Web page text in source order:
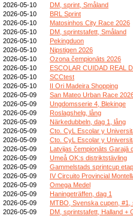
2026-05-10
DM, sprint, Småland
2026-05-10
BRL Sprint
2026-05-10
Matosinhos City Race 2026
2026-05-10
DM, sprintstafett, Småland
2026-05-10
Pekingduon
2026-05-10
Nipstigen 2026
2026-05-10
Ozona čempionāts 2026
2026-05-10
ESCOLAR CUIDAD REAL
2026-05-10
SCCtest
2026-05-10
II Ori Madeira Shopping
2026-05-09
San Mateo Urban Race
2026-05-09
Ungdomsserie 4, Blekinge
2026-05-09
Roslagshelg, lång
2026-05-09
Närkedubbeln, dag 1, lång
2026-05-09
Cto. CyL Escolar y
2026-05-09
Cto. CyL Escolar y
2026-05-09
Latvijas čempionāts Garajā
2026-05-09
Umeå OK:s distriktstävling
2026-05-09
Gammelstads sprintcup
2026-05-09
IV Circuito Provincial
2026-05-09
Omega Medel
2026-05-09
Haningeträffen, dag 1
2026-05-09
MTBO, Svenska cupen, #1,
2026-05-09
DM, sprintstafett, Halland +